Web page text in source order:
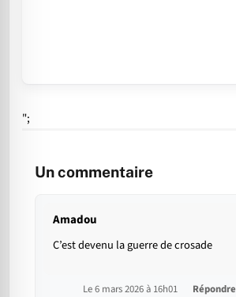
";
Un commentaire
Amadou
C’est devenu la guerre de crosade
Le 6 mars 2026 à 16h01 Répondre